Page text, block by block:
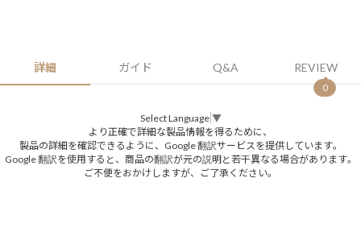
詳細 ガイド Q&A REVIEW
0
Select Language ▼
より正確で詳細な製品情報を得るために、
製品の詳細を確認できるように、Google 翻訳サービスを提供しています。
Google 翻訳を使用すると、商品の翻訳が元の説明と若干異なる場合があります。
ご不便をおかけしますが、ご了承ください。